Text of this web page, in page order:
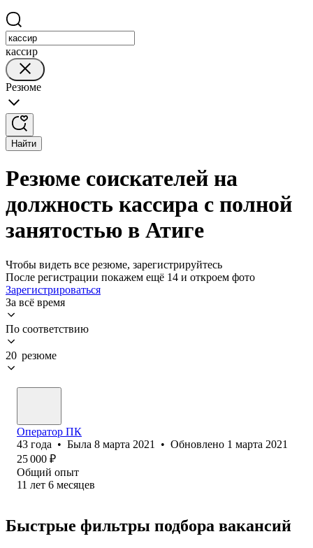
кассир
Резюме
Найти
Резюме соискателей на
должность кассира с полной
занятостью в Атиге
Чтобы видеть все резюме, зарегистрируйтесь
После регистрации покажем ещё 14 и откроем фото
Зарегистрироваться
За всё время
По соответствию
20 резюме
Оператор ПК
43 года • Была 8 марта 2021 • Обновлено 1 марта 2021
25 000 ₽
Общий опыт
11 лет 6 месяцев
Быстрые фильтры подбора вакансий